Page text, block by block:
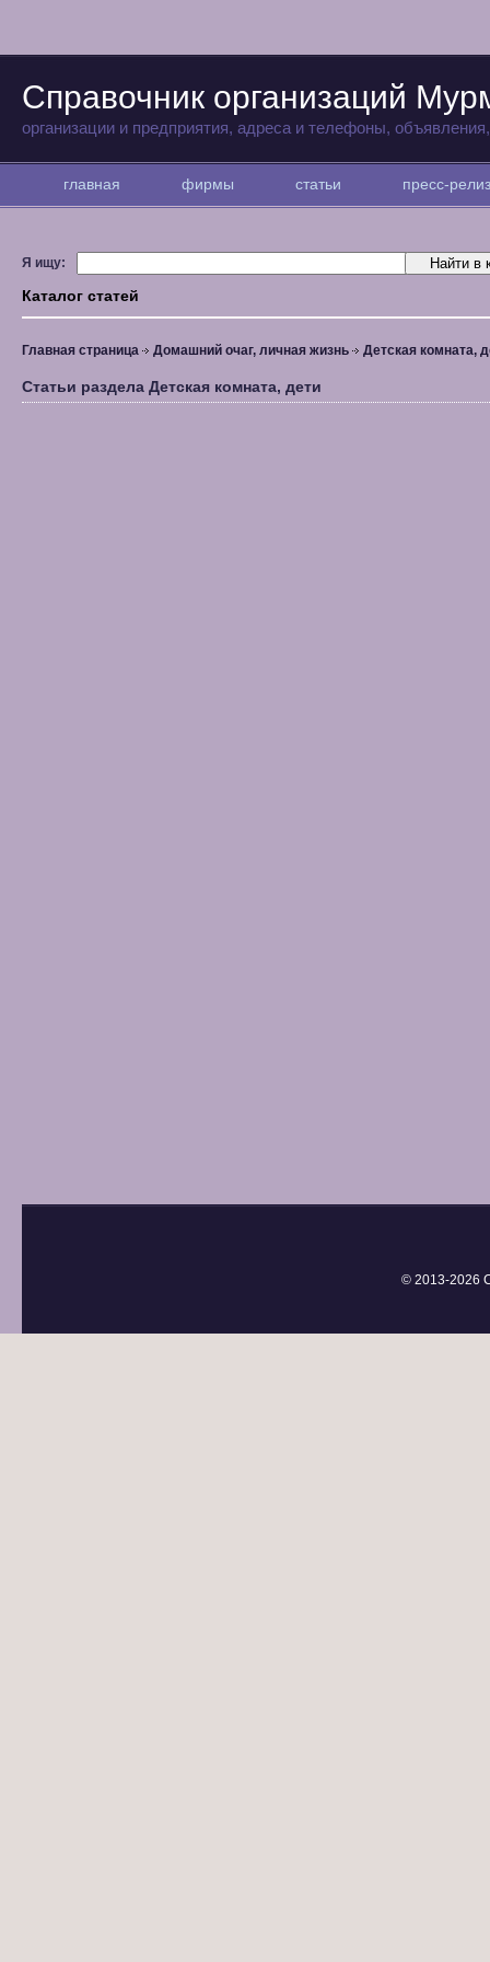
Справочник организаций
организации и предприятия, адреса и телефоны,
главная фирмы статьи пресс-
Я ищу:
Каталог статей
Главная страница Домашний очаг, личная жизнь Детская комната,
Статьи раздела Детская комната, дети
© 2013-2026